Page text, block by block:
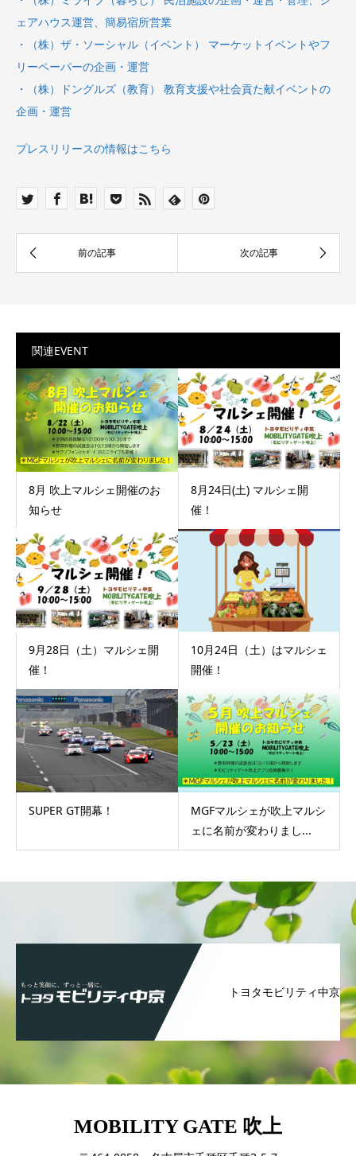
ェアハウス運営、簡易宿所営業
・（株）ザ・ソーシャル（イベント） マーケットイベントやフ
リーペーパーの企画・運営
・（株）ドングルズ（教育） 教育⽀援や社会貢た献イベントの
企画・運営
プレスリリースの情報はこちら
関連EVENT
8月 吹上マルシェ開催のお
知らせ
8月24日(土) マルシェ開
催！
9月28日（土）マルシェ開
催！
10月24日（土）はマルシェ
開催！
SUPER GT開幕！
MGFマルシェが吹上マルシ
ェに名前が変わりまし...
トヨタモビリティ中京
MOBILITY GATE 吹上